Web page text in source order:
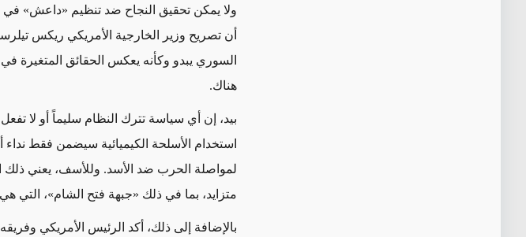
ولا يمكن تحقيق النجاح ضد تنظيم «داعش» في
أن تصريح وزير الخارجية الأمريكي ريكس
السوري يبدو وكأنه يعكس الحقائق المتغيرة
هناك.
بيد، إن أي سياسة تترك النظام سليماً أو لا
استخدام الأسلحة الكيميائية سيضمن فقط
لمواصلة الحرب ضد الأسد. وللأسف، يعني ذلك
متزايد، بما في ذلك «جبهة فتح الشام»، التي
بالإضافة إلى ذلك، أكد الرئيس الأمريكي